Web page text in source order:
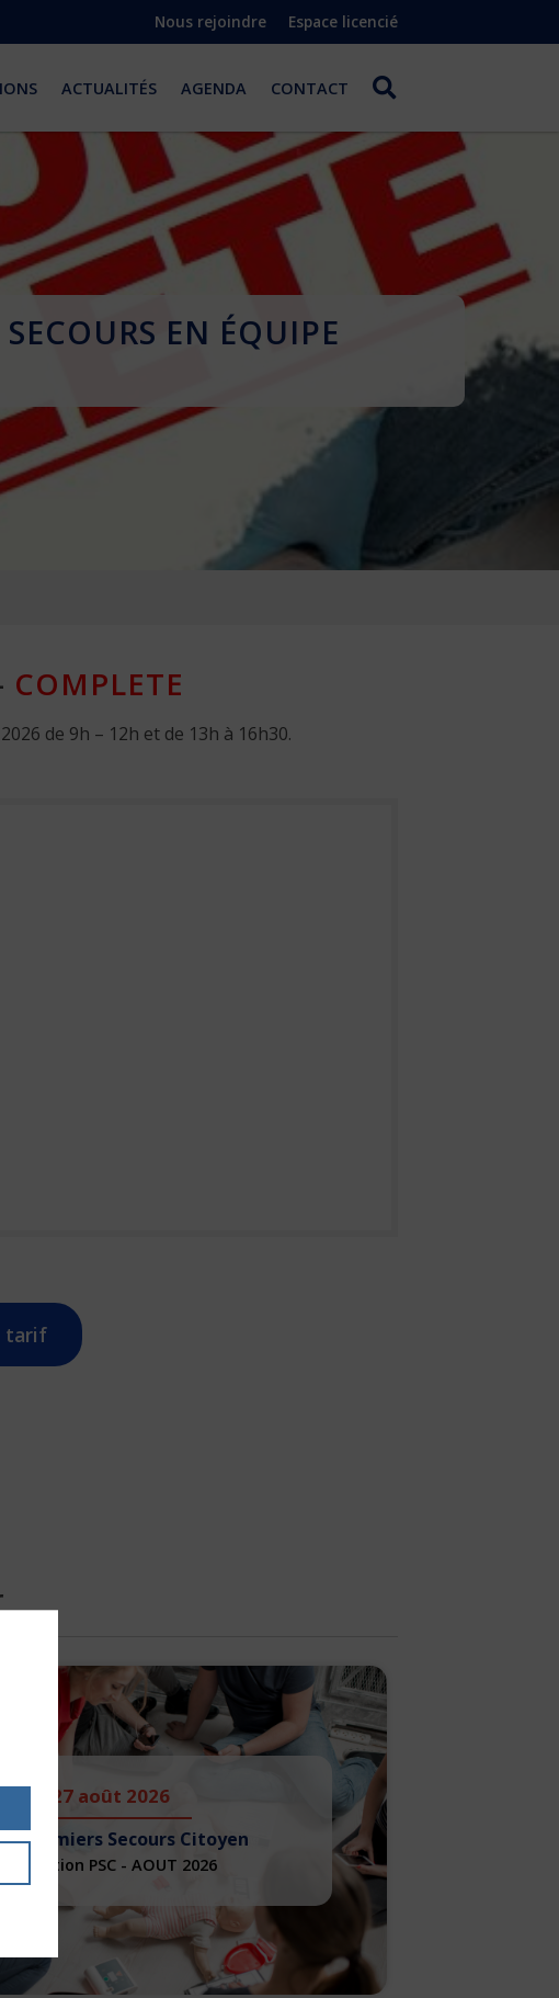
Nous rejoindre Espace licencié
ACTUALITÉS AGENDA CONTACT
EN ÉQUIPE
COMPLETE
de 9h – 12h et de 13h à 16h30.
tarif
27 août 2026
– Premiers Secours Citoyen
Formation PSC - AOUT 2026